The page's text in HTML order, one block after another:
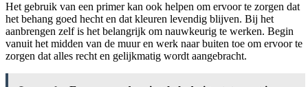
Het gebruik van een primer kan ook helpen om ervoor te zorgen dat
het behang goed hecht en dat kleuren levendig blijven. Bij het
aanbrengen zelf is het belangrijk om nauwkeurig te werken. Begin
vanuit het midden van de muur en werk naar buiten toe om ervoor te
zorgen dat alles recht en gelijkmatig wordt aangebracht.